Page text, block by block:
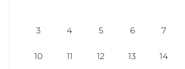
3 4 5 6 7
10 11 12 13 14